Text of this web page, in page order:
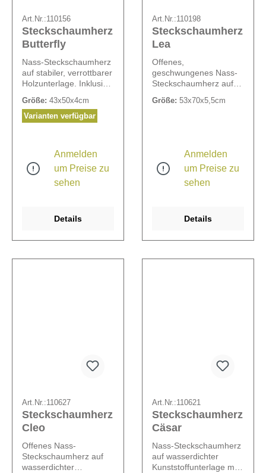
Art.Nr.:110156
Steckschaumherz
Butterfly
Nass-Steckschaumherz
auf stabiler, verrottbarer
Holzunterlage. Inklusive
(bestehend aus
Lackschutz-
selbstklebender
Spezialfolie).
Größe: 43x50x4cm
Varianten verfügbar
Anmelden
um Preise zu
sehen
Details
Art.Nr.:110198
Steckschaumherz
Lea
Offenes,
geschwungenes Nass-
Steckschaumherz auf
Holzunterlage, zum
Größe: 53x70x5,5cm
Anmelden
um Preise zu
sehen
Details
Art.Nr.:110627
Steckschaumherz
Cleo
Offenes Nass-
Steckschaumherz auf
wasserdichter
Art.Nr.:110621
Steckschaumherz
Cäsar
Nass-Steckschaumherz
auf wasserdichter
Kunststoffunterlage mit